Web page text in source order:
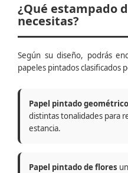
¿Qué estampado
necesitas?
Según su diseño, podrás
papeles pintados clasificados
Papel pintado geométrico
distintas tonalidades para
estancia.
Papel pintado de flores